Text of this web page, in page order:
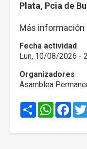
Plata, Pcia de
Más información
Fecha actividad
Lun, 10/08/2026 -
Organizadores
Asamblea
Share